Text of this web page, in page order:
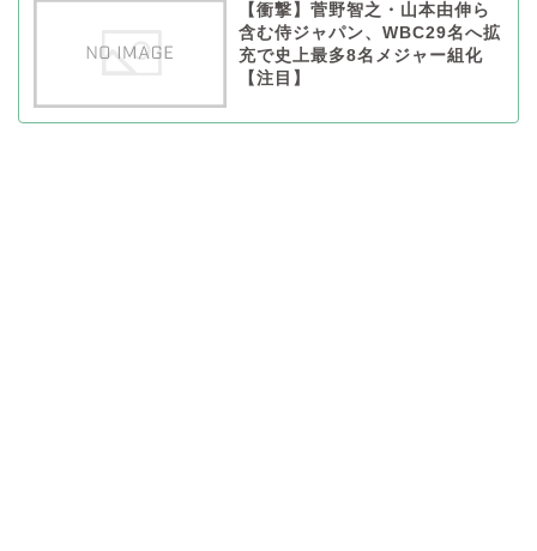
【衝撃】菅野智之・山本由伸ら
含む侍ジャパン、WBC29名へ拡
充で史上最多8名メジャー組化
【注目】